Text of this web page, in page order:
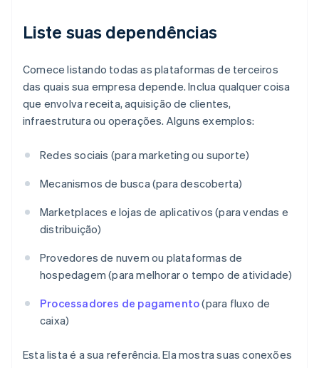
Liste suas dependências
Comece listando todas as plataformas de terceiros
das quais sua empresa depende. Inclua qualquer coisa
que envolva receita, aquisição de clientes,
infraestrutura ou operações. Alguns exemplos:
Redes sociais (para marketing ou suporte)
Mecanismos de busca (para descoberta)
Marketplaces e lojas de aplicativos (para vendas e
distribuição)
Provedores de nuvem ou plataformas de
hospedagem (para melhorar o tempo de atividade)
Processadores de pagamento(para fluxo de
caixa)
Esta lista é a sua referência. Ela mostra suas conexões